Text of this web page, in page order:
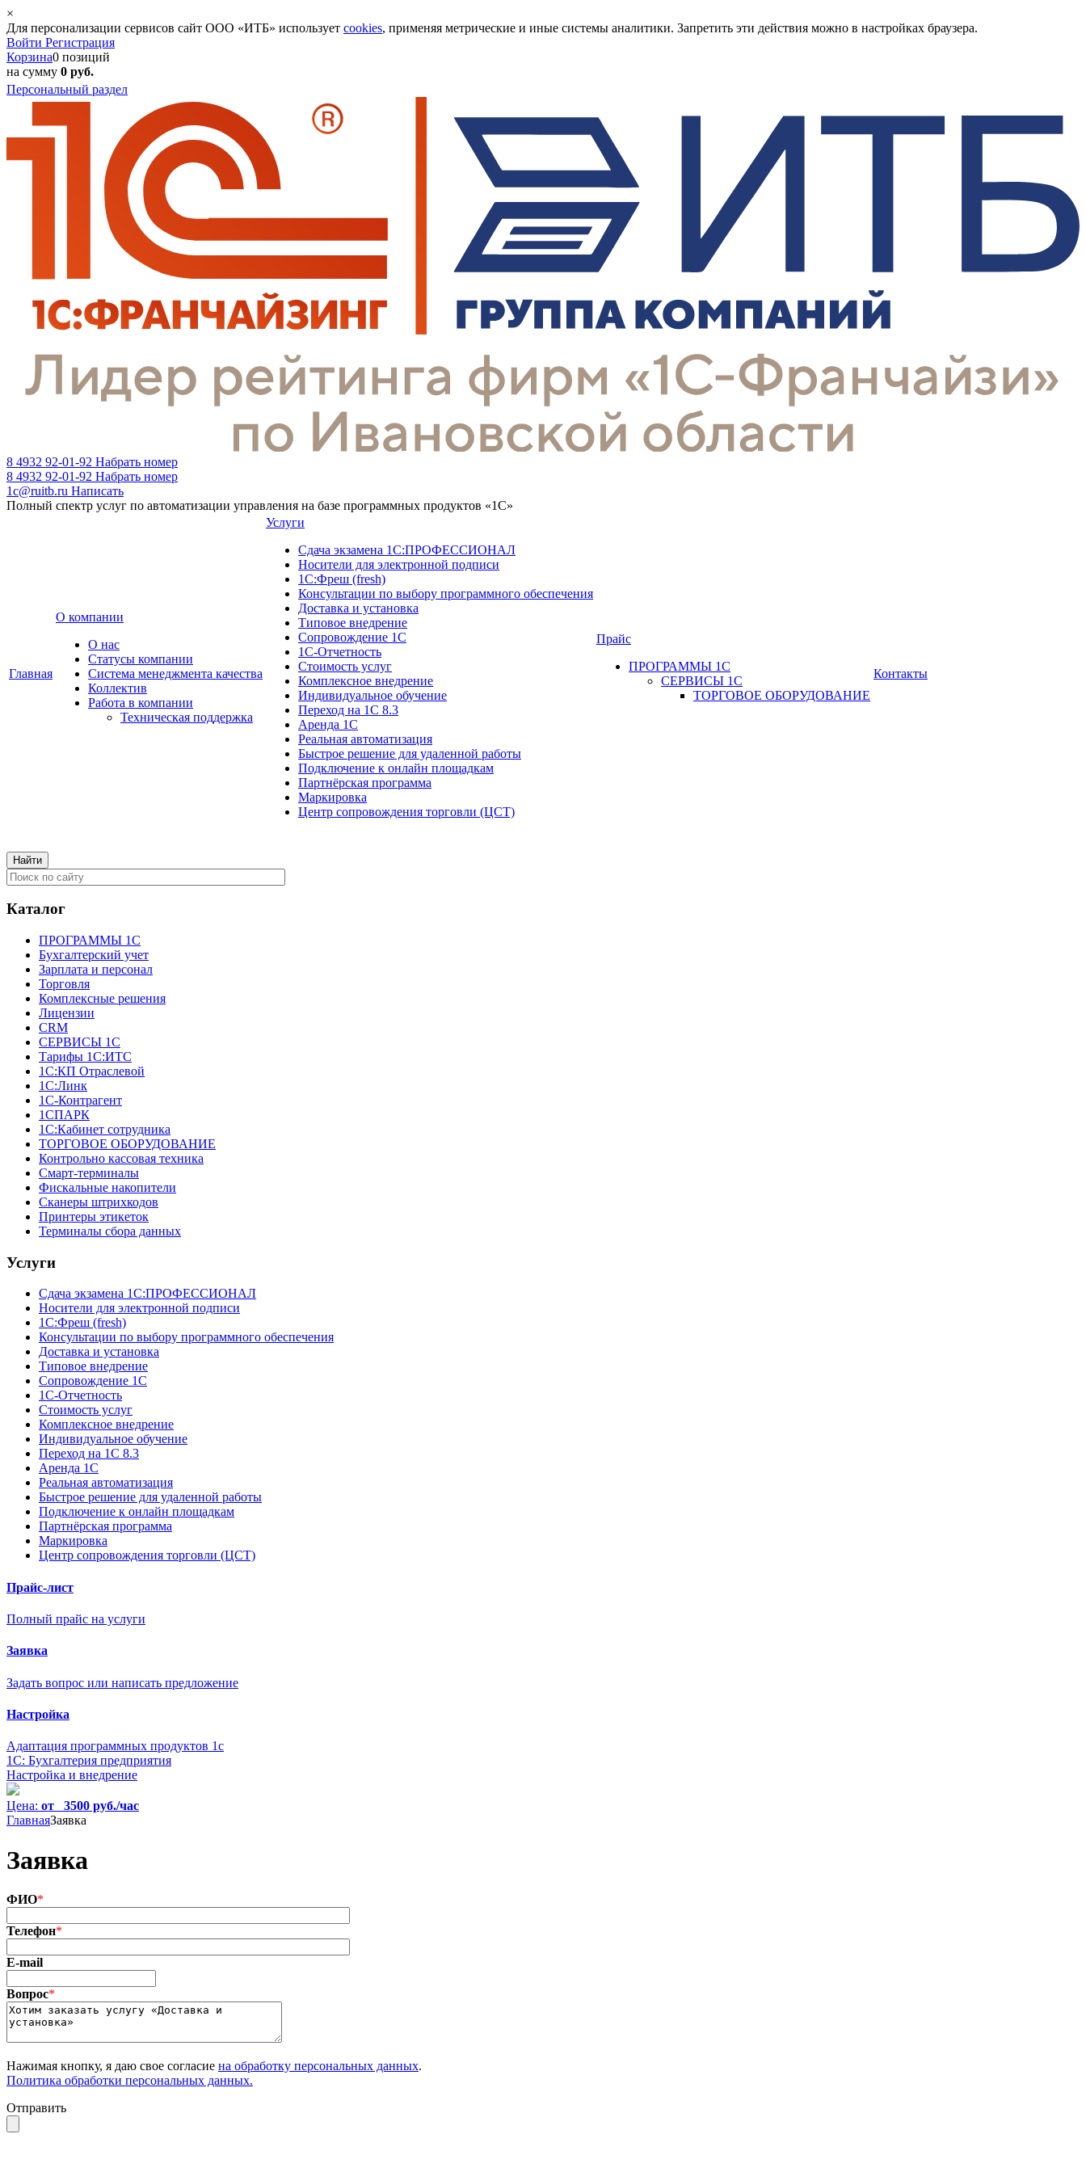
×
Для персонализации сервисов сайт ООО «ИТБ» использует cookies, применяя метрические и иные системы аналитики. Запретить эти действия можно в настройках браузера.
Войти Регистрация
Корзина0 позиций
на сумму 0 руб.
Персональный раздел
8 4932 92-01-92 Набрать номер
8 4932 92-01-92 Набрать номер
1c@ruitb.ru Написать
Полный спектр услуг по автоматизации управления на базе программных продуктов «1С»
Главная
О компании
О нас
Cтатусы компании
Система менеджмента качества
Коллектив
Работа в компании
Техническая поддержка
Услуги
Сдача экзамена 1С:ПРОФЕССИОНАЛ
Носители для электронной подписи
1С:Фреш (fresh)
Консультации по выбору программного обеспечения
Доставка и установка
Типовое внедрение
Сопровождение 1С
1С-Отчетность
Стоимость услуг
Комплексное внедрение
Индивидуальное обучение
Переход на 1С 8.3
Аренда 1С
Реальная автоматизация
Быстрое решение для удаленной работы
Подключение к онлайн площадкам
Партнёрская программа
Маркировка
Центр сопровождения торговли (ЦСТ)
Прайс
ПРОГРАММЫ 1С
СЕРВИСЫ 1С
ТОРГОВОЕ ОБОРУДОВАНИЕ
Контакты
Каталог
ПРОГРАММЫ 1С
Бухгалтерский учет
Зарплата и персонал
Торговля
Комплексные решения
Лицензии
CRM
СЕРВИСЫ 1С
Тарифы 1С:ИТС
1С:КП Отраслевой
1С:Линк
1С-Контрагент
1СПАРК
1С:Кабинет сотрудника
ТОРГОВОЕ ОБОРУДОВАНИЕ
Контрольно кассовая техника
Смарт-терминалы
Фискальные накопители
Сканеры штрихкодов
Принтеры этикеток
Терминалы сбора данных
Услуги
Сдача экзамена 1С:ПРОФЕССИОНАЛ
Носители для электронной подписи
1С:Фреш (fresh)
Консультации по выбору программного обеспечения
Доставка и установка
Типовое внедрение
Сопровождение 1С
1С-Отчетность
Стоимость услуг
Комплексное внедрение
Индивидуальное обучение
Переход на 1С 8.3
Аренда 1С
Реальная автоматизация
Быстрое решение для удаленной работы
Подключение к онлайн площадкам
Партнёрская программа
Маркировка
Центр сопровождения торговли (ЦСТ)
Прайс-лист
Полный прайс на услуги
Заявка
Задать вопрос или написать предложение
Настройка
Адаптация программных продуктов 1с
1С: Бухгалтерия предприятия
Настройка и внедрение
Цена: от 3500 руб./час
ГлавнаяЗаявка
Заявка
ФИО*
Телефон*
E-mail
Вопрос*
Нажимая кнопку, я даю свое согласие на обработку персональных данных.
Политика обработки персональных данных.
Отправить